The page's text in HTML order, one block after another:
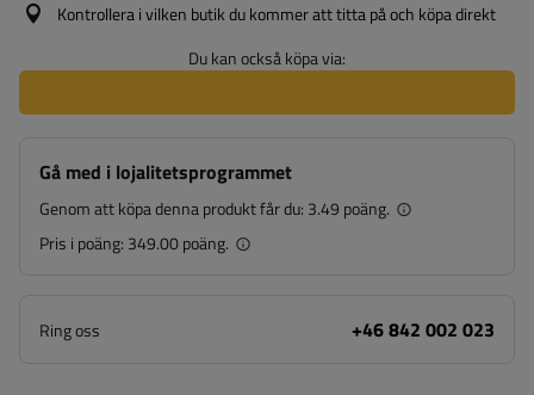
Kontrollera i vilken butik du kommer att titta på och köpa direkt
Du kan också köpa via:
Gå med i lojalitetsprogrammet
Genom att köpa denna produkt får du: 3.49 poäng.
Pris i poäng: 349.00 poäng.
Ring oss +46 842 002 023